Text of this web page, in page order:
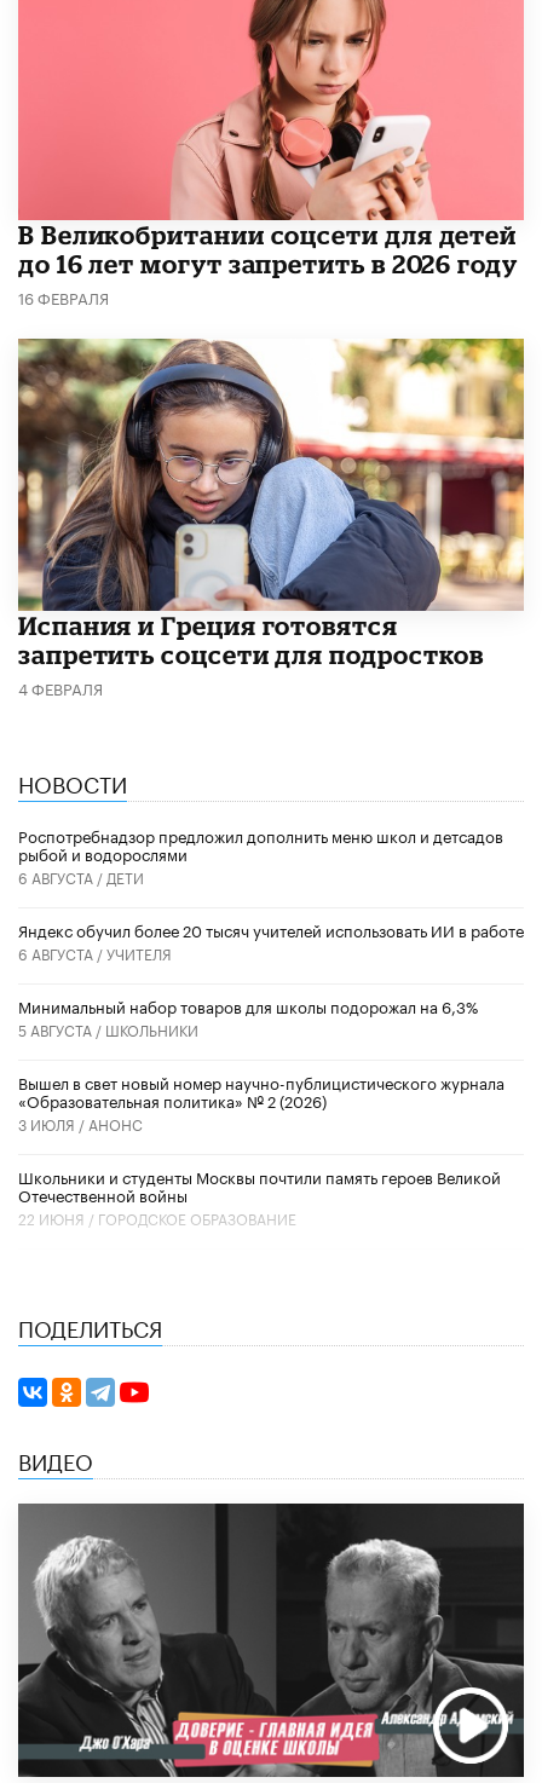
В Великобритании соцсети для детей
до 16 лет могут запретить в 2026 году
16 ФЕВРАЛЯ
Испания и Греция готовятся
запретить соцсети для подростков
4 ФЕВРАЛЯ
НОВОСТИ
Роспотребнадзор предложил дополнить меню школ и детсадов
рыбой и водорослями
6 АВГУСТА / ДЕТИ
​Яндекс обучил более 20 тысяч учителей использовать ИИ в работе
6 АВГУСТА /УЧИТЕЛЯ
Минимальный набор товаров для школы подорожал на 6,3%
5 АВГУСТА / ШКОЛЬНИКИ
Вышел в свет новый номер научно-публицистического журнала
«Образовательная политика» № 2 (2026)
3 ИЮЛЯ / АНОНС
Школьники и студенты Москвы почтили память героев Великой
Отечественной войны
22 ИЮНЯ / ГОРОДСКОЕ ОБРАЗОВАНИЕ
ПОДЕЛИТЬСЯ
ВИДЕО